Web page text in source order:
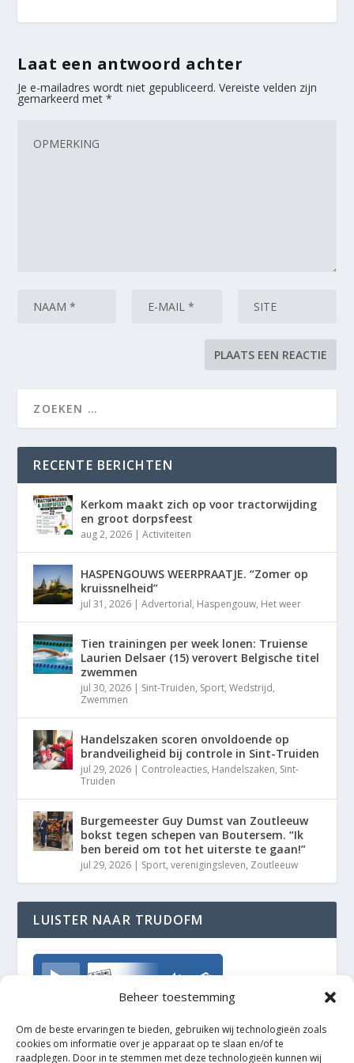
Beheer toestemming
Om de beste ervaringen te bieden, gebruiken wij technologieën zoals
cookies om informatie over je apparaat op te slaan en/of te
raadplegen. Door in te stemmen met deze technologieën kunnen wij
Laat een antwoord achter
Je e-mailadres wordt niet gepubliceerd. Vereiste velden zijn
gemarkeerd met*
RECENTE BERICHTEN
Kerkom maakt zich op voor tractorwijding
en groot dorpsfeest
aug 2, 2026 |Activiteiten
HASPENGOUWS WEERPRAATJE. “Zomer op
kruissnelheid”
jul 31, 2026 |Advertorial, Haspengouw, Het weer
Tien trainingen per week lonen: Truiense
Laurien Delsaer (15) verovert Belgische titel
zwemmen
jul 30, 2026 | Sint-Truiden, Sport,Wedstrijd,
Zwemmen
Handelszaken scoren onvoldoende op
brandveiligheid bij controle in Sint-Truiden
jul 29, 2026 | Controleacties, Handelszaken, Sint-
Truiden
Burgemeester Guy Dumst van Zoutleeuw
bokst tegen schepen van Boutersem. “Ik
ben bereid om tot het uiterste te gaan!”
jul 29, 2026 | Sport,verenigingsleven, Zoutleeuw
LUISTER NAAR TRUDOFM
TrudoFM